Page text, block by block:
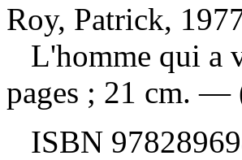
Roy, Patrick,
L'homme qui a
pages ; 21 cm. —
ISBN